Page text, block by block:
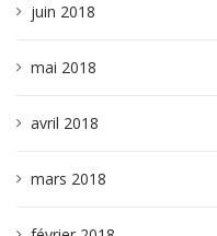
juin 2018
mai 2018
avril 2018
mars 2018